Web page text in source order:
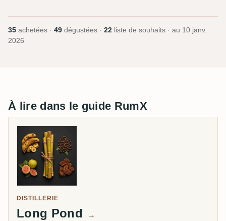
35 achetées · 49 dégustées · 22 liste de souhaits · au 10 janv.
2026
À lire dans le guide RumX
DISTILLERIE
Long Pond →